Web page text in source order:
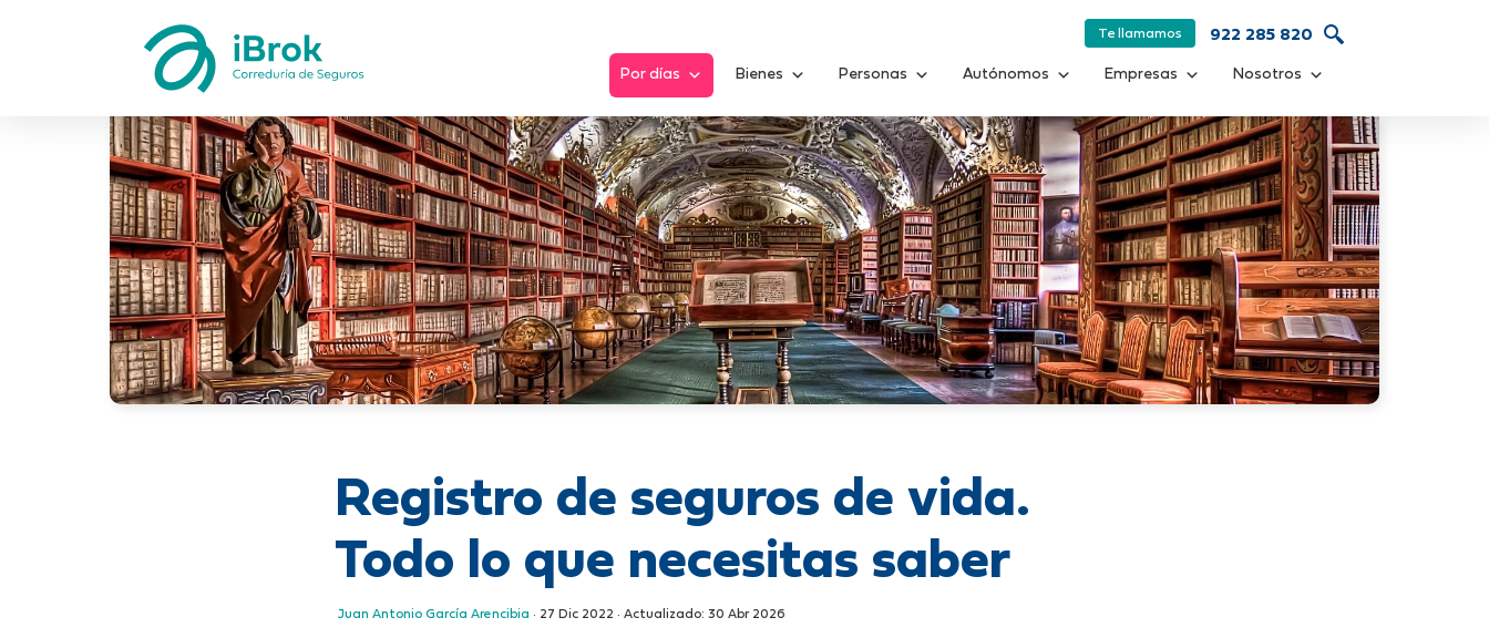
Te llamamos 922 285 820
Por días Bienes Personas Autónomos Empresas Nosotros
Registro de seguros de vida.
Todo lo que necesitas saber
Juan Antonio García Arencibia · 27 Dic 2022 · Actualizado: 30 Abr 2026